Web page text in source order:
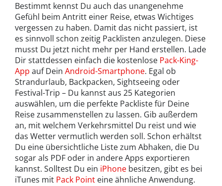
Bestimmt kennst Du auch das unangenehme
Gefühl beim Antritt einer Reise, etwas Wichtiges
vergessen zu haben. Damit das nicht passiert, ist
es sinnvoll schon zeitig Packlisten anzulegen. Diese
musst Du jetzt nicht mehr per Hand erstellen. Lade
Dir stattdessen einfach die kostenlose Pack-King-
App auf Dein Android-Smartphone. Egal ob
Strandurlaub, Backpacken, Sightseeing oder
Festival-Trip – Du kannst aus 25 Kategorien
auswählen, um die perfekte Packliste für Deine
Reise zusammenstellen zu lassen. Gib außerdem
an, mit welchem Verkehrsmittel Du reist und wie
das Wetter vermutlich werden soll. Schon erhältst
Du eine übersichtliche Liste zum Abhaken, die Du
sogar als PDF oder in andere Apps exportieren
kannst. Solltest Du ein iPhone besitzen, gibt es bei
iTunes mit Pack Point eine ähnliche Anwendung.